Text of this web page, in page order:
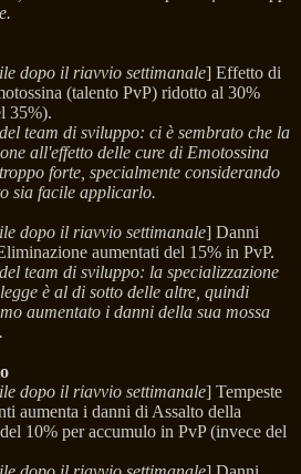
dopo il riavvio settimanale] Effetto di
(talento PvP) ridotto al 30%
35%).
team di sviluppo: ci è sembrato che la
all'effetto delle cure di Emotossina
forte, specialmente considerando
sia facile applicarlo.
dopo il riavvio settimanale] Danni
aumentati del 15% in PvP.
team di sviluppo: la specializzazione
è al di sotto delle altre, quindi
aumentato i danni della sua mossa
dopo il riavvio settimanale] Tempeste
aumenta i danni di Assalto della
10% per accumulo in PvP (invece del